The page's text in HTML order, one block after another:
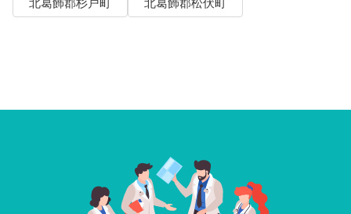
北葛飾郡杉戸町
北葛飾郡松伏町